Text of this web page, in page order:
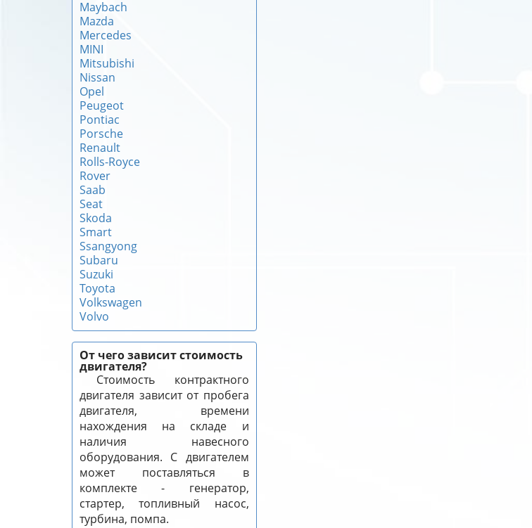
Maybach
Mazda
Mercedes
MINI
Mitsubishi
Nissan
Opel
Peugeot
Pontiac
Porsche
Renault
Rolls-Royce
Rover
Saab
Seat
Skoda
Smart
Ssangyong
Subaru
Suzuki
Toyota
Volkswagen
Volvo
От чего зависит стоимость
двигателя?
Стоимость контрактного
двигателя зависит от пробега
двигателя, времени
нахождения на складе и
наличия навесного
оборудования. С двигателем
может поставляться в
комплекте - генератор,
стартер, топливный насос,
турбина, помпа.